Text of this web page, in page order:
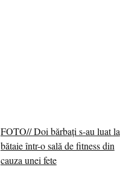
FOTO// Doi bărbați s-au luat la
bătaie într-o sală de fitness din
cauza unei fete